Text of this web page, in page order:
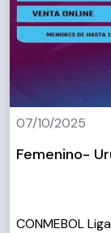
07/10/2025
Femenino-
CONMEBOL